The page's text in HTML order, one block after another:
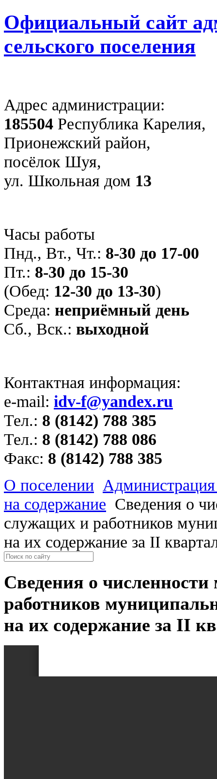
Официальный сайт
сельского поселения
Адрес администрации:
185504 Республика Карелия,
Прионежский район,
посёлок Шуя,
ул. Школьная дом 13
Часы работы
Пнд., Вт., Чт.: 8-30 до 17-00
Пт.: 8-30 до 15-30
(Обед: 12-30 до 13-30)
Среда: неприёмный день
Сб., Вск.: выходной
Контактная информация:
e-mail: idv-f@yandex.ru
Тел.: 8 (8142) 788 385
Тел.: 8 (8142) 788 086
Факс: 8 (8142) 788 385
О поселении
на содержание Сведения о
служащих и работников
на их содержание за II
Сведения о
работников
на их содержание за II